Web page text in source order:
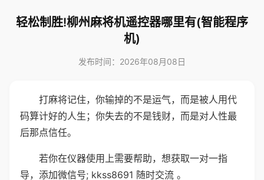
轻松制胜!柳州麻将机遥控器哪里有(智能程序
机)
发布时间：2026年08月08日
打麻将记住，你输掉的不是运气，而是被人用代
码算计好的人生；你失去的不是钱财，而是对人性最
后那点信任。
若你在仪器使用上需要帮助，想获取一对一指
导，添加微信号; kkss8691 随时交流 。